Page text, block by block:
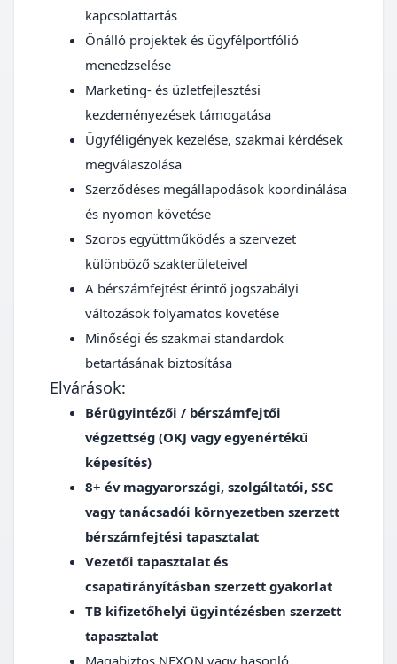
kapcsolattartás
Önálló projektek és ügyfélportfólió
menedzselése
Marketing- és üzletfejlesztési
kezdeményezések támogatása
Ügyféligények kezelése, szakmai kérdések
megválaszolása
Szerződéses megállapodások koordinálása
és nyomon követése
Szoros együttműködés a szervezet
különböző szakterületeivel
A bérszámfejtést érintő jogszabályi
változások folyamatos követése
Minőségi és szakmai standardok
betartásának biztosítása
Elvárások:
Bérügyintézői / bérszámfejtői
végzettség (OKJ vagy egyenértékű
képesítés)
8+ év magyarországi, szolgáltatói, SSC
vagy tanácsadói környezetben szerzett
bérszámfejtési tapasztalat
Vezetői tapasztalat és
csapatirányításban szerzett gyakorlat
TB kifizetőhelyi ügyintézésben szerzett
tapasztalat
Magabiztos NEXON vagy hasonló